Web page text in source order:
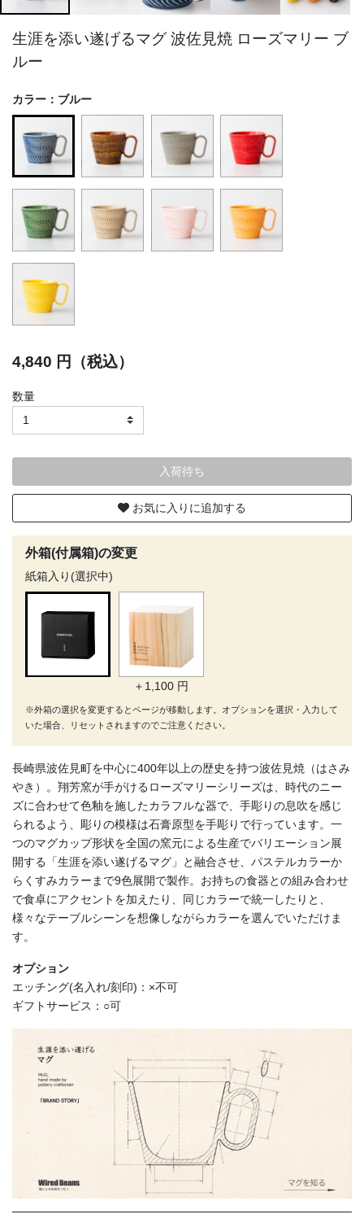
生涯を添い遂げるマグ 波佐見焼 ローズマリー ブ
ルー
外箱(付属箱)の変更
紙箱入り(選択中)
＋1,100 円
※外箱の選択を変更するとページが移動します。オプションを選択・入力して
いた場合、リセットされますのでご注意ください。
長崎県波佐見町を中心に400年以上の歴史を持つ波佐見焼（はさみ
やき）。翔芳窯が手がけるローズマリーシリーズは、時代のニー
ズに合わせて色釉を施したカラフルな器で、手彫りの息吹を感じ
られるよう、彫りの模様は石膏原型を手彫りで行っています。一
つのマグカップ形状を全国の窯元による生産でバリエーション展
開する「生涯を添い遂げるマグ」と融合させ、パステルカラーか
らくすみカラーまで9色展開で製作。お持ちの食器との組み合わせ
で食卓にアクセントを加えたり、同じカラーで統一したりと、
様々なテーブルシーンを想像しながらカラーを選んでいただけま
す。
オプション
エッチング(名入れ/刻印)：×不可
ギフトサービス：○可
カラー： ブルー
selected
4,840 円（税込）
数量
入荷待ち
お気に入りに追加する